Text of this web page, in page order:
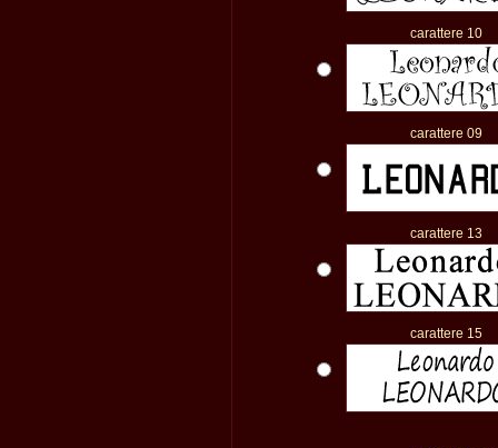
carattere 10
carattere 09
carattere 13
carattere 15